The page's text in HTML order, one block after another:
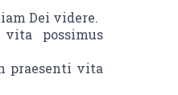
Dei videre.
possimus
praesenti vita